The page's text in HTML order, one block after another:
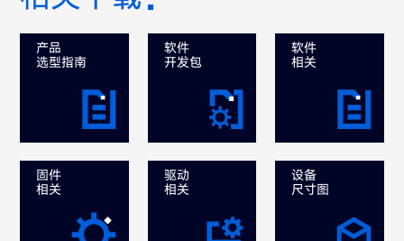
产品
选型指南
软件
开发包
软件
相关
固件
相关
驱动
相关
设备
尺寸图